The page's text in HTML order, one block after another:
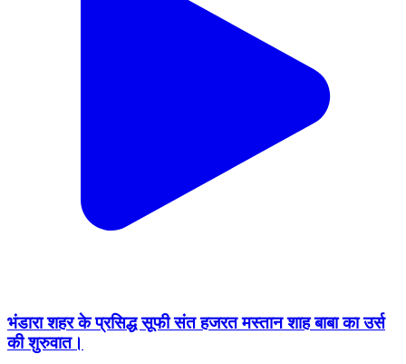
भंडारा शहर के प्रसिद्ध सूफी संत हजरत मस्तान शाह बाबा का उर्स
की शुरुवात।